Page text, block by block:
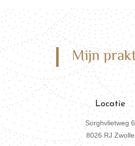
Mijn
Locatie
Sorghvlietweg 6
8026 RJ Zwolle